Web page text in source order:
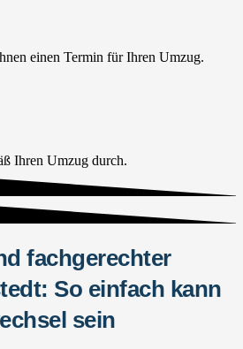
einen Termin für Ihren Umzug.
Ihren Umzug durch.
fachgerechter
So einfach kann
sein